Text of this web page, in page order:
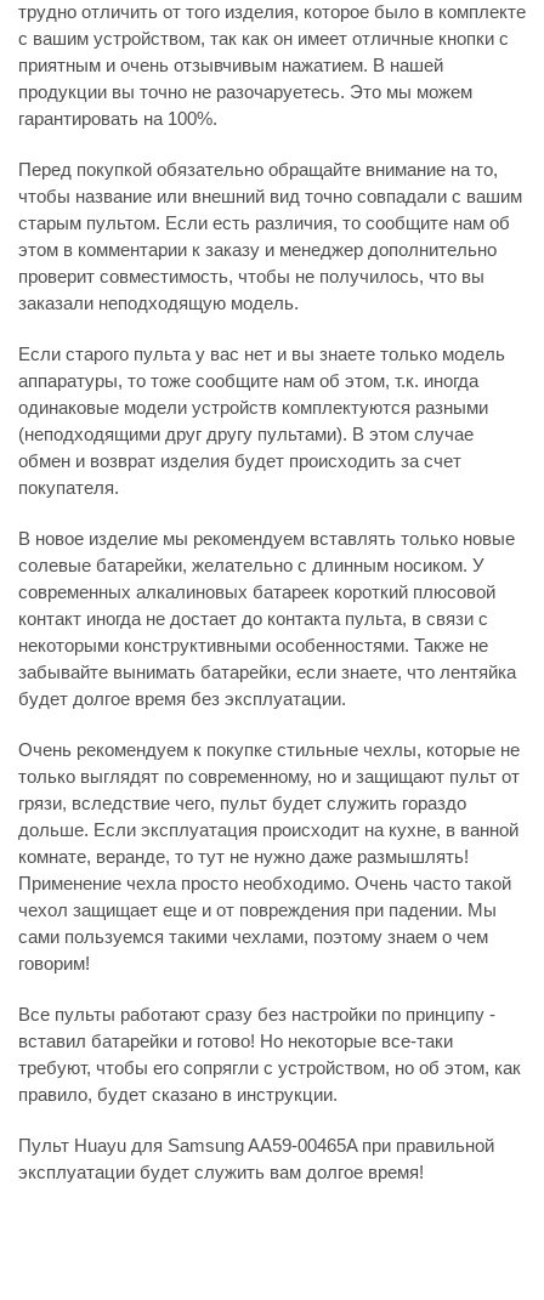
трудно отличить от того изделия, которое было в комплекте
с вашим устройством, так как он имеет отличные кнопки с
приятным и очень отзывчивым нажатием. В нашей
продукции вы точно не разочаруетесь. Это мы можем
гарантировать на 100%.
Перед покупкой обязательно обращайте внимание на то,
чтобы название или внешний вид точно совпадали с вашим
старым пультом. Если есть различия, то сообщите нам об
этом в комментарии к заказу и менеджер дополнительно
проверит совместимость, чтобы не получилось, что вы
заказали неподходящую модель.
Если старого пульта у вас нет и вы знаете только модель
аппаратуры, то тоже сообщите нам об этом, т.к. иногда
одинаковые модели устройств комплектуются разными
(неподходящими друг другу пультами). В этом случае
обмен и возврат изделия будет происходить за счет
покупателя.
В новое изделие мы рекомендуем вставлять только новые
солевые батарейки, желательно с длинным носиком. У
современных алкалиновых батареек короткий плюсовой
контакт иногда не достает до контакта пульта, в связи с
некоторыми конструктивными особенностями. Также не
забывайте вынимать батарейки, если знаете, что лентяйка
будет долгое время без эксплуатации.
Очень рекомендуем к покупке стильные чехлы, которые не
только выглядят по современному, но и защищают пульт от
грязи, вследствие чего, пульт будет служить гораздо
дольше. Если эксплуатация происходит на кухне, в ванной
комнате, веранде, то тут не нужно даже размышлять!
Применение чехла просто необходимо. Очень часто такой
чехол защищает еще и от повреждения при падении. Мы
сами пользуемся такими чехлами, поэтому знаем о чем
говорим!
Все пульты работают сразу без настройки по принципу -
вставил батарейки и готово! Но некоторые все-таки
требуют, чтобы его сопрягли с устройством, но об этом, как
правило, будет сказано в инструкции.
Пульт Huayu для Samsung AA59-00465A при правильной
эксплуатации будет служить вам долгое время!